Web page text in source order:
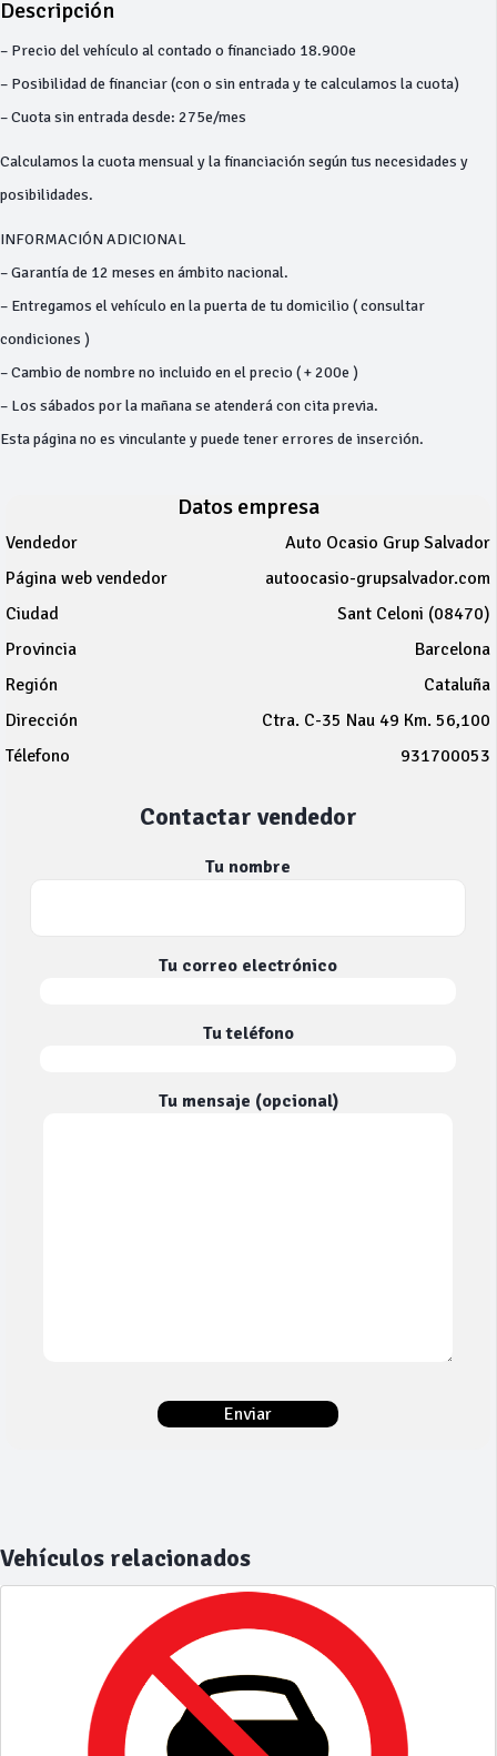
Descripción
– Precio del vehículo al contado o financiado 18.900e
– Posibilidad de financiar (con o sin entrada y te calculamos la cuota)
– Cuota sin entrada desde: 275e/mes
Calculamos la cuota mensual y la financiación según tus necesidades y
posibilidades.
INFORMACIÓN ADICIONAL
– Garantía de 12 meses en ámbito nacional.
– Entregamos el vehículo en la puerta de tu domicilio ( consultar
condiciones )
– Cambio de nombre no incluido en el precio ( + 200e )
– Los sábados por la mañana se atenderá con cita previa.
Esta página no es vinculante y puede tener errores de inserción.
Datos empresa
Vendedor
Auto Ocasio Grup Salvador
Página web vendedor
autoocasio-grupsalvador.com
Ciudad
Sant Celoni (08470)
Provincia
Barcelona
Región
Cataluña
Dirección
Ctra. C-35 Nau 49 Km. 56,100
Télefono
931700053
Contactar vendedor
Tu nombre
Tu correo electrónico
Tu teléfono
Tu mensaje (opcional)
Vehículos relacionados